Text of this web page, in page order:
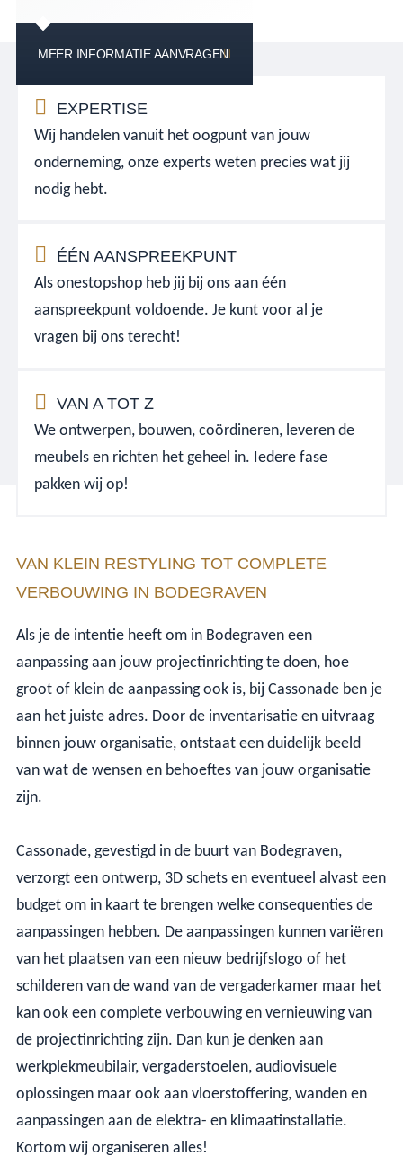
MEER INFORMATIE AANVRAGEN
EXPERTISE
Wij handelen vanuit het oogpunt van jouw
onderneming, onze experts weten precies wat jij
nodig hebt.
ÉÉN AANSPREEKPUNT
Als onestopshop heb jij bij ons aan één
aanspreekpunt voldoende. Je kunt voor al je
vragen bij ons terecht!
VAN A TOT Z
We ontwerpen, bouwen, coördineren, leveren de
meubels en richten het geheel in. Iedere fase
pakken wij op!
VAN KLEIN RESTYLING TOT COMPLETE
VERBOUWING IN BODEGRAVEN
Als je de intentie heeft om in Bodegraven een
aanpassing aan jouw projectinrichting te doen, hoe
groot of klein de aanpassing ook is, bij Cassonade ben je
aan het juiste adres. Door de inventarisatie en uitvraag
binnen jouw organisatie, ontstaat een duidelijk beeld
van wat de wensen en behoeftes van jouw organisatie
zijn.
Cassonade, gevestigd in de buurt van Bodegraven,
verzorgt een ontwerp, 3D schets en eventueel alvast een
budget om in kaart te brengen welke consequenties de
aanpassingen hebben. De aanpassingen kunnen variëren
van het plaatsen van een nieuw bedrijfslogo of het
schilderen van de wand van de vergaderkamer maar het
kan ook een complete verbouwing en vernieuwing van
de projectinrichting zijn. Dan kun je denken aan
werkplekmeubilair, vergaderstoelen, audiovisuele
oplossingen maar ook aan vloerstoffering, wanden en
aanpassingen aan de elektra- en klimaatinstallatie.
Kortom wij organiseren alles!